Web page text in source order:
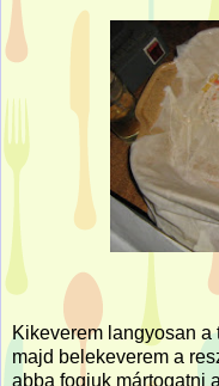
Kikeverem langyosan a
majd belekeverem a
abba fogjuk mártogatni